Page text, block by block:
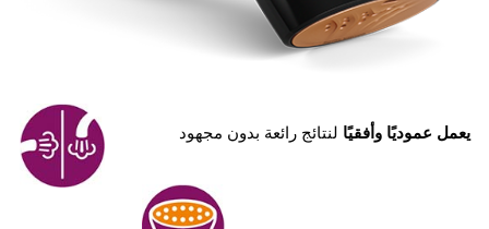
يعمل عموديًا وأفقيًالنتائج رائعة بدون مجهود